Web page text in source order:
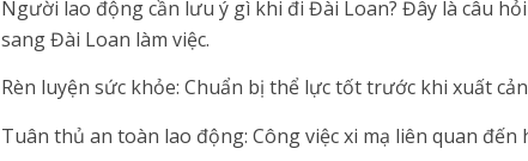
Người lao động cần lưu ý gì khi đi Đài Loan? Đây là câu
sang Đài Loan làm việc.
Rèn luyện sức khỏe: Chuẩn bị thể lực tốt trước khi xuất
Tuân thủ an toàn lao động: Công việc xi mạ liên quan